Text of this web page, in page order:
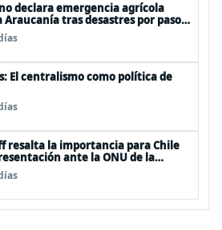
declara emergencia agrícola
Araucanía tras desastres por pasos
frontales
El centralismo como política de
resalta la importancia para Chile
ante la ONU de la
Continental Extendida del
Juan Fernández